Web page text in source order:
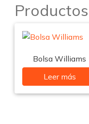
Bolsa Williams
Leer más